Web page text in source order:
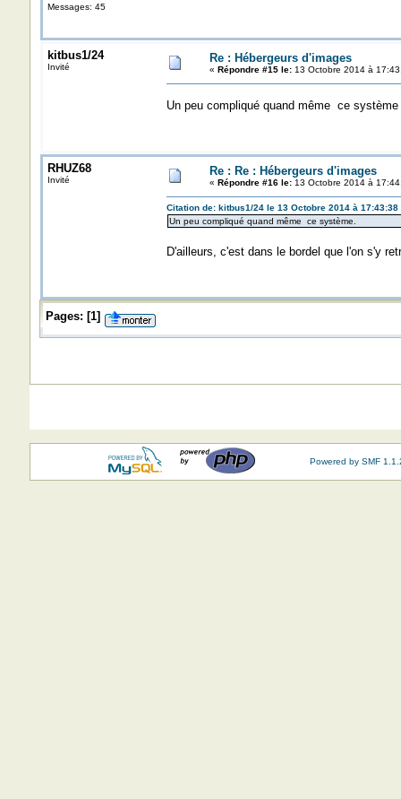
Messages: 45
kitbus1/24
Invité
Re : Hébergeurs d'images
« Répondre #15 le:13 Octobre 2014 à
Un peu compliqué quand même ce
RHUZ68
Invité
Re : Re : Hébergeurs d'images
« Répondre #16 le:13 Octobre 2014 à
Citation de: kitbus1/24 le 13 Octobre 2014 à 17:43:38
Un peu compliqué quand même ce système.
D'ailleurs, c'est dans le bordel que l'on s'y
Pages: [1]
Powered by SMF